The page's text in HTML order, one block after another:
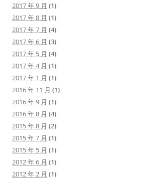
2017 年 9 月 (1)
2017 年 8 月 (1)
2017 年 7 月 (4)
2017 年 6 月 (3)
2017 年 5 月 (4)
2017 年 4 月 (1)
2017 年 1 月 (1)
2016 年 11 月 (1)
2016 年 9 月 (1)
2016 年 8 月 (4)
2015 年 8 月 (2)
2015 年 7 月 (1)
2015 年 5 月 (1)
2012 年 6 月 (1)
2012 年 2 月 (1)